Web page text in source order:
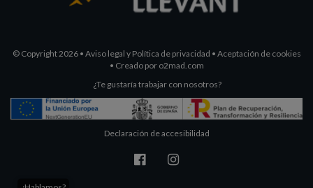
© Copyright 2026 • Aviso legal y Política de privacidad • Aceptación de cookies
• Creado por o2mad.com
¿Te gustaría trabajar con nosotros?
Declaración de accesibilidad